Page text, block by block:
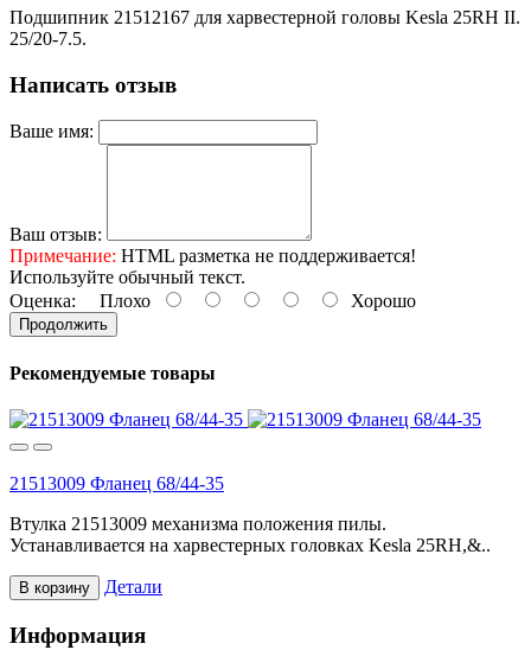
Подшипник 21512167 для харвестерной головы Kesla 25RH II.
25/20-7.5.
Написать отзыв
Ваше имя:
Ваш отзыв:
Примечание: HTML разметка не поддерживается!
Используйте обычный текст.
Оценка: Плохо Хорошо
Продолжить
Рекомендуемые товары
21513009 Фланец 68/44-35
Втулка 21513009 механизма положения пилы.
Устанавливается на харвестерных головках Kesla 25RH,&..
В корзину Детали
Информация